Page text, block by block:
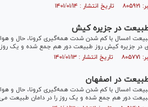
۰۱/۱۴
در جزیره کیش
امسال با کم شدن شدت همه‌گیری کرونا، حال و
در جزیره کیش روز طبیعت دور هم جمع شده و یک روز
۰۱/۱۳
در اصفهان
امسال با کم شدن شدت همه‌گیری کرونا، حال و
دور هم جمع شده و یک روز را در دامان طبیعت